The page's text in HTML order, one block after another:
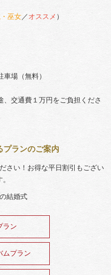
巫女／ オススメ ）
場（無料）
、交通費１万円をご負担くださ
プランのご案内
さい！お得な平日割引もござい
結婚式
ラン
ムプラン